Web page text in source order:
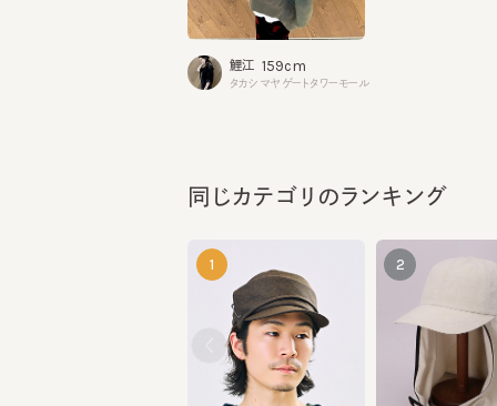
鯉江 159cm
タカシマヤゲートタワーモール
1 2